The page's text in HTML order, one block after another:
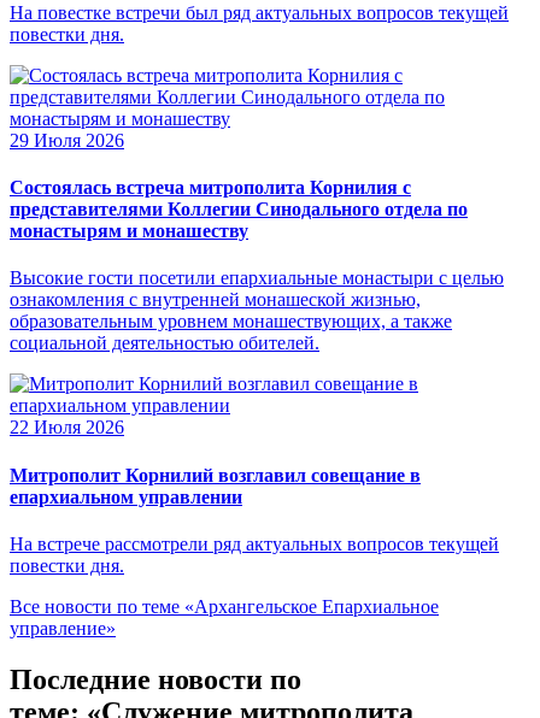
На повестке встречи был ряд актуальных вопросов текущей
повестки дня.
29 Июля 2026
Состоялась встреча митрополита Корнилия с
представителями Коллегии Синодального отдела по
монастырям и монашеству
Высокие гости посетили епархиальные монастыри с целью
ознакомления с внутренней монашеской жизнью,
образовательным уровнем монашествующих, а также
социальной деятельностью обителей.
22 Июля 2026
Митрополит Корнилий возглавил совещание в
епархиальном управлении
На встрече рассмотрели ряд актуальных вопросов текущей
повестки дня.
Все новости по теме «Архангельское Епархиальное
управление»
Последние новости по